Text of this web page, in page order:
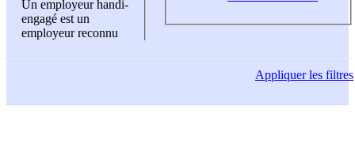
Un employeur handi-
engagé est un
employeur reconnu
Appliquerles filtres